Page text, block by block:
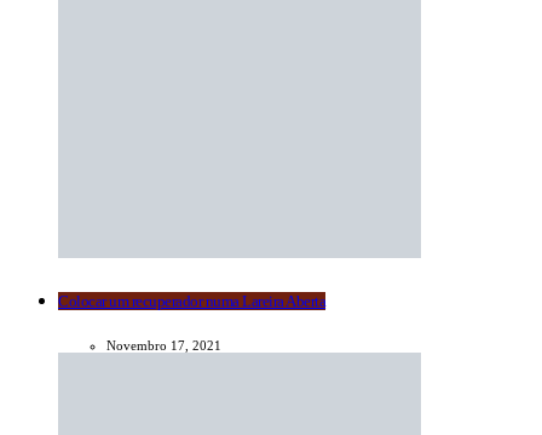
Colocar um recuperador numa Lareira Aberta
Novembro 17, 2021